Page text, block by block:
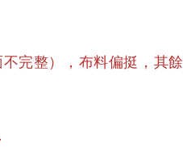
完整），布料偏挺，其餘